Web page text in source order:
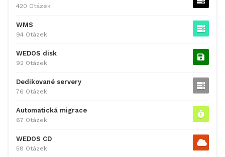
420 Otázek
WMS
94 Otázek
WEDOS disk
92 Otázek
Dedikované servery
76 Otázek
Automatická migrace
67 Otázek
WEDOS CD
58 Otázek